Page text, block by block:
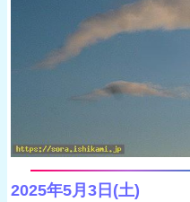
2025年5月3日(土)